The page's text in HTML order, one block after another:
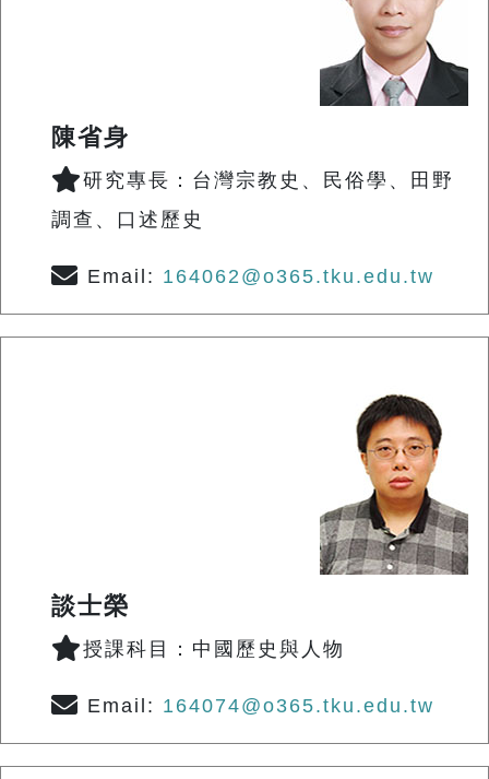
陳省身
研究專長：台灣宗教史、民俗學、田野
調查、口述歷史
Email: 164062@o365.tku.edu.tw
談士榮
授課科目：中國歷史與人物
Email: 164074@o365.tku.edu.tw